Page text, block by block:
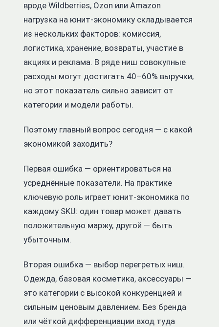
вроде Wildberries, Ozon или Amazon
нагрузка на юнит-экономику складывается
из нескольких факторов: комиссия,
логистика, хранение, возвраты, участие в
акциях и реклама. В ряде ниш совокупные
расходы могут достигать 40–60% выручки,
но этот показатель сильно зависит от
категории и модели работы.
Поэтому главный вопрос сегодня — с какой
экономикой заходить?
Первая ошибка — ориентироваться на
усреднённые показатели. На практике
ключевую роль играет юнит-экономика по
каждому SKU: один товар может давать
положительную маржу, другой — быть
убыточным.
Вторая ошибка — выбор перегретых ниш.
Одежда, базовая косметика, аксессуары —
это категории с высокой конкуренцией и
сильным ценовым давлением. Без бренда
или чёткой дифференциации вход туда